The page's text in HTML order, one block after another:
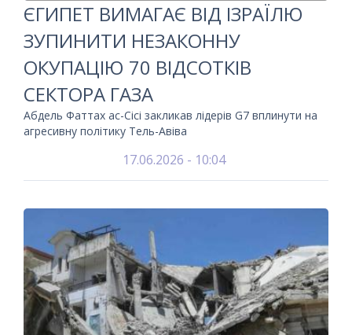
ЄГИПЕТ ВИМАГАЄ ВІД ІЗРАЇЛЮ
ЗУПИНИТИ НЕЗАКОННУ
ОКУПАЦІЮ 70 ВІДСОТКІВ
СЕКТОРА ГАЗА
Абдель Фаттах ас-Сісі закликав лідерів G7 вплинути на
агресивну політику Тель-Авіва
17.06.2026 - 10:04